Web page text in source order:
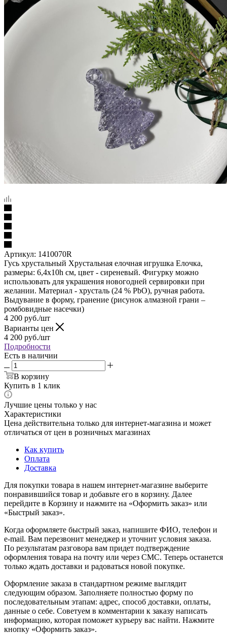
Артикул: 1410070R
Гусь хрустальный Хрустальная елочная игрушка Елочка,
размеры: 6,4х10h см, цвет - сиреневый. Фигурку можно
использовать для украшения новогодней сервировки при
желании. Материал - хрусталь (24 % PbO), ручная работа.
Выдувание в форму, гранение (рисунок алмазной грани –
ромбовидные насечки)
4 200 руб./шт
Варианты цен
4 200 руб./шт
Подробности
Есть в наличии
В корзину
Купить в 1 клик
Лучшие цены только у нас
Характеристики
Цена действительна только для интернет-магазина и может
отличаться от цен в розничных магазинах
Как купить
Оплата
Доставка
Для покупки товара в нашем интернет-магазине выберите
понравившийся товар и добавьте его в корзину. Далее
перейдите в Корзину и нажмите на «Оформить заказ» или
«Быстрый заказ».
Когда оформляете быстрый заказ, напишите ФИО, телефон и
e-mail. Вам перезвонит менеджер и уточнит условия заказа.
По результатам разговора вам придет подтверждение
оформления товара на почту или через СМС. Теперь останется
только ждать доставки и радоваться новой покупке.
Оформление заказа в стандартном режиме выглядит
следующим образом. Заполняете полностью форму по
последовательным этапам: адрес, способ доставки, оплаты,
данные о себе. Советуем в комментарии к заказу написать
информацию, которая поможет курьеру вас найти. Нажмите
кнопку «Оформить заказ».